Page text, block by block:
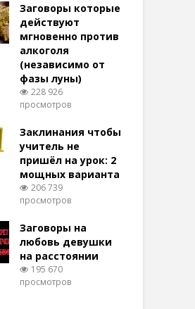
Заговоры которые
действуют
мгновенно против
алкоголя
(независимо от
фазы луны)
228 926
просмотров
Заклинания чтобы
учитель не
пришёл на урок: 2
мощных варианта
206 739
просмотров
Заговоры на
любовь девушки
на расстоянии
195 670
просмотров